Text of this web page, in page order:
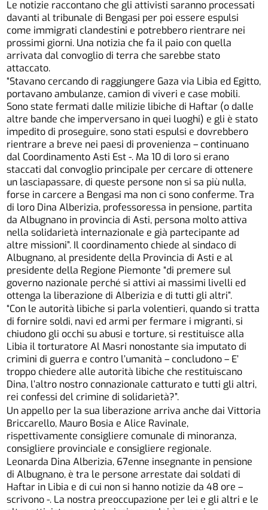
Le notizie raccontano che gli attivisti saranno processati
davanti al tribunale di Bengasi per poi essere espulsi
come immigrati clandestini e potrebbero rientrare nei
prossimi giorni. Una notizia che fa il paio con quella
arrivata dal convoglio di terra che sarebbe stato
attaccato.
“Stavano cercando di raggiungere Gaza via Libia ed Egitto,
portavano ambulanze, camion di viveri e case mobili.
Sono state fermati dalle milizie libiche di Haftar (o dalle
altre bande che imperversano in quei luoghi) e gli è stato
impedito di proseguire, sono stati espulsi e dovrebbero
rientrare a breve nei paesi di provenienza – continuano
dal Coordinamento Asti Est -. Ma 10 di loro si erano
staccati dal convoglio principale per cercare di ottenere
un lasciapassare, di queste persone non si sa più nulla,
forse in carcere a Bengasi ma non ci sono conferme. Tra
di loro Dina Alberizia, professoressa in pensione, partita
da Albugnano in provincia di Asti, persona molto attiva
nella solidarietà internazionale e già partecipante ad
altre missioni”. Il coordinamento chiede al sindaco di
Albugnano, al presidente della Provincia di Asti e al
presidente della Regione Piemonte “di premere sul
governo nazionale perché si attivi ai massimi livelli ed
ottenga la liberazione di Alberizia e di tutti gli altri”.
“Con le autorità libiche si parla volentieri, quando si tratta
di fornire soldi, navi ed armi per fermare i migranti, si
chiudono gli occhi su abusi e torture, si restituisce alla
Libia il torturatore Al Masri nonostante sia imputato di
crimini di guerra e contro l’umanità – concludono – E’
troppo chiedere alle autorità libiche che restituiscano
Dina, l’altro nostro connazionale catturato e tutti gli altri,
rei confessi del crimine di solidarietà?”.
Un appello per la sua liberazione arriva anche dai Vittoria
Briccarello, Mauro Bosia e Alice Ravinale,
rispettivamente consigliere comunale di minoranza,
consigliere provinciale e consigliere regionale.
Leonarda Dina Alberizia, 67enne insegnante in pensione
di Albugnano, è tra le persone arrestate dai soldati di
Haftar in Libia e di cui non si hanno notizie da 48 ore –
scrivono -. La nostra preoccupazione per lei e gli altri e le